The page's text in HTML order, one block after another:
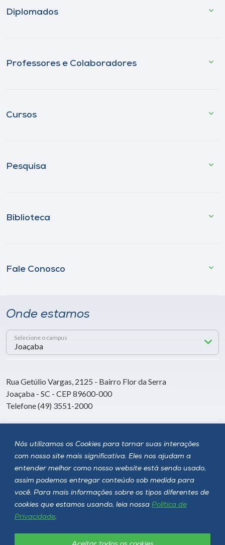
Nós utilizamos os Cookies para tornar suas interações
com nosso site mais significativa. Eles nos ajudam a
entender melhor como nosso website está sendo usado,
assim podemos entregar conteúdo sob medida para
você. Para mais informações sobre os tipos diferentes de
cookies que estamos usando, leia nossa Política de
Privacidade.
Diplomados
Professores e Colaboradores
Cursos
Pesquisa
Biblioteca
Fale Conosco
Onde estamos
Selecione o campus
Rua Getúlio Vargas, 2125 - Bairro Flor da Serra
Joaçaba - SC - CEP 89600-000
Telefone (49) 3551-2000
Siga a Unoesc